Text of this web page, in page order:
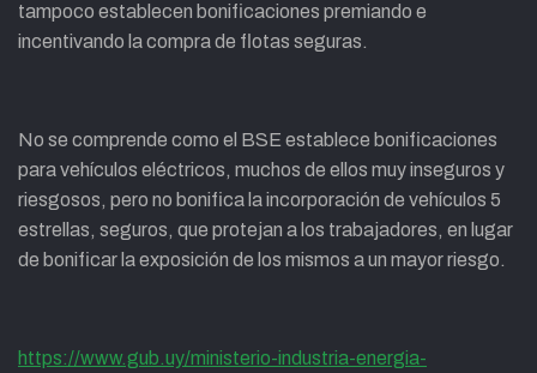
tampoco establecen bonificaciones premiando e
incentivando la compra de flotas seguras.
No se comprende como el BSE establece bonificaciones
para vehículos eléctricos, muchos de ellos muy inseguros y
riesgosos, pero no bonifica la incorporación de vehículos 5
estrellas, seguros, que protejan a los trabajadores, en lugar
de bonificar la exposición de los mismos a un mayor riesgo.
https://www.gub.uy/ministerio-industria-energia-